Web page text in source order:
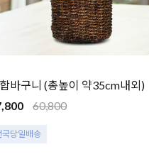
바구니 (총높이 약35cm내외)
60,800
국당일배송